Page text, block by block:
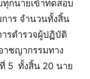
ทุกนายเข้าทดสอบ
าร จำนวนทั้งสิ้น
รตำรวจผู้ปฏิบัติ
ชญากรรมทาง
5 ทั้งสิ้น 20 นาย